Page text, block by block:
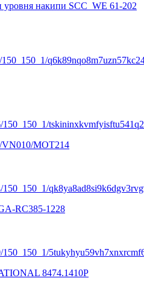
уровня накипи SCC_WE 61-202
MOT214
RC385-1228
8474.1410P